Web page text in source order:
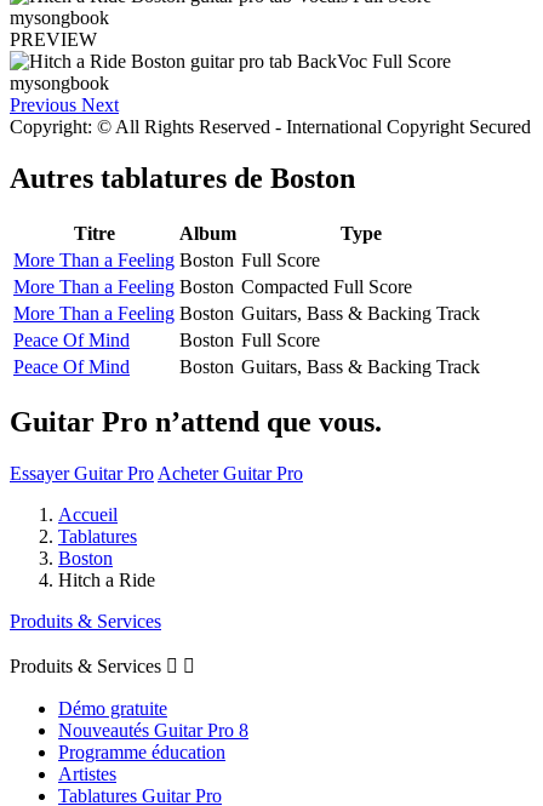
PREVIEW
Previous Next
Copyright: © All Rights Reserved - International Copyright Secured
Autres tablatures de Boston
Titre Album
Type
More Than a Feeling Boston Full Score
More Than a Feeling Boston Compacted Full Score
More Than a Feeling Boston Guitars, Bass & Backing Track
Peace Of Mind
Boston Full Score
Peace Of Mind
Boston Guitars, Bass & Backing Track
Guitar Pro n’attend que vous.
Essayer Guitar Pro Acheter Guitar Pro
Accueil
Tablatures
Boston
Hitch a Ride
Produits & Services
Produits & Services  
Démo gratuite
Nouveautés Guitar Pro 8
Programme éducation
Artistes
Tablatures Guitar Pro